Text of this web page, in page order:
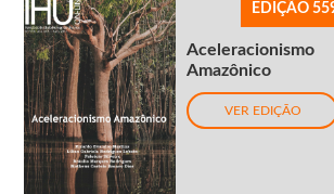
EDIÇÃO
Aceleracionismo
Amazônico
VER EDIÇÃO